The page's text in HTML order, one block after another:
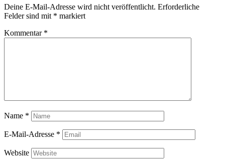
Deine E-Mail-Adresse wird nicht veröffentlicht. Erforderliche
Felder sind mit * markiert
Kommentar *
Name *
E-Mail-Adresse *
Website